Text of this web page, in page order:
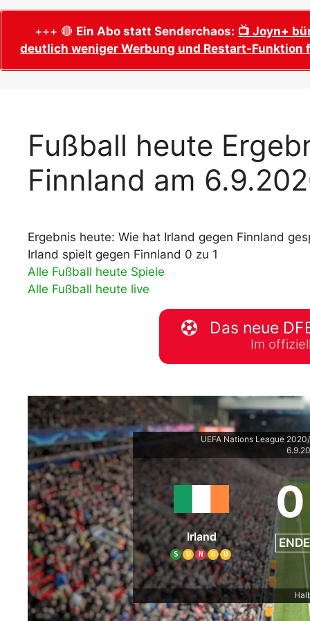
Wer wird Fußball-Weltmeister 2026?
Alle WM 2026 Trainer
Adidas Trionda: offizielle WM 2026
Spielball
WM 2026 Qualifikation in Europa: Tabelle
& Spielplan
WM 2026
Termine,
WM 2026
WM 2026
Spielort
WM 2026
+++ 🔴 Ein Abo statt Senderchaos: 📺 Joyn+
deutlich weniger Werbung und Restart-
Fußball heute
Finnland am
Ergebnis heute: Wie hat Irland gegen Finnland
Irland spielt gegen Finnland 0 zu 1
Alle Fußball heute Spiele
Alle Fußball heute live
Das neue
Im
UEFA Nations League
Irland
S U N U U
0